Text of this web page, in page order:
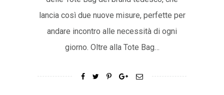
lancia così due nuove misure, perfette per
andare incontro alle necessità di ogni
giorno. Oltre alla Tote Bag…